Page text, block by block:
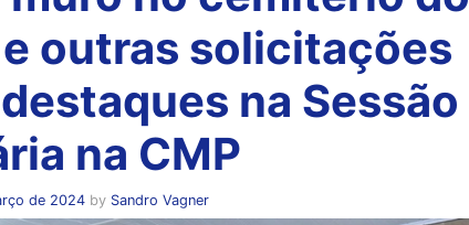
outras solicitações
na Sessão
na CMP
de 2024by Sandro Vagner